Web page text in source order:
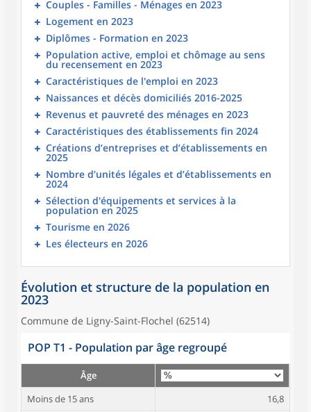
Couples - Familles - Ménages en 2023
Logement en 2023
Diplômes - Formation en 2023
Population active, emploi et chômage au sens
du recensement en 2023
Caractéristiques de l'emploi en 2023
Naissances et décès domiciliés 2016-2025
Revenus et pauvreté des ménages en 2023
Caractéristiques des établissements fin 2024
Créations d’entreprises et d’établissements en
2025
Nombre d’unités légales et d’établissements en
2024
Sélection d'équipements et services à la
population en 2025
Tourisme en 2026
Les électeurs en 2026
Évolution et structure de la population en
2023
Commune de Ligny-Saint-Flochel (62514)
POP T1 - Population par âge regroupé
Âge
Moins de 15 ans
16,8